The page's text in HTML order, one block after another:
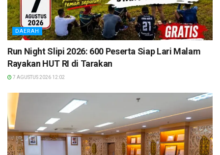
DAERAH
Run Night Slipi 2026: 600 Peserta Siap Lari Malam
Rayakan HUT RI di Tarakan
7 AGUSTUS 2026 12:02